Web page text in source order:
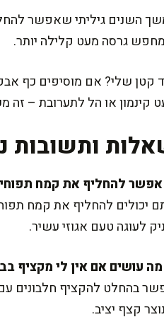
השנים גיליתי שאפשר
גרסה מעט קלילה יותר.
קטן שלי? אם מוסיפים כף
קינמון או הל לתערובת – זה
ותשובות
יכולים להחליף את קמח
לעוגה טעם אגוזי עשיר.
בהחלט להקציף חלבונים
קצף יציב.